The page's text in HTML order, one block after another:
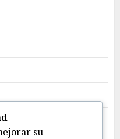
su